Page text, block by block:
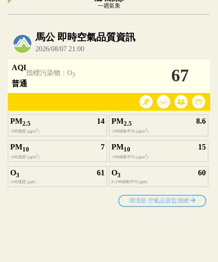
一週氣象
內嵌空氣品質小工具為視覺預覽，完整即時空